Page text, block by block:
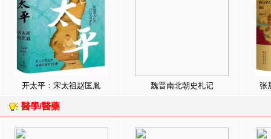
开太平：宋太祖赵匡胤 魏晋南北朝史札记 张
醫學/醫藥